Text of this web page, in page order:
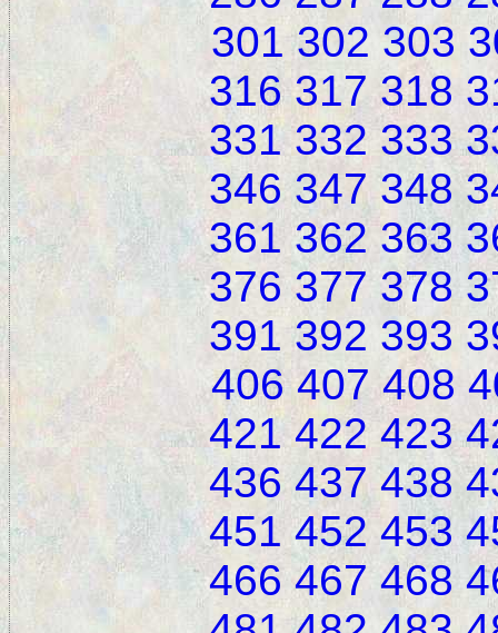
301 302 303
316 317 318
331 332 333
346 347 348
361 362 363
376 377 378
391 392 393
406 407 408
421 422 423
436 437 438
451 452 453
466 467 468